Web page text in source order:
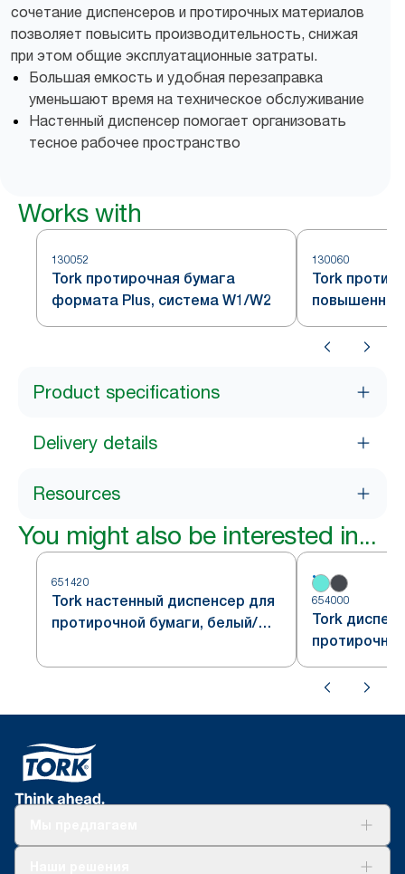
сочетание диспенсеров и протирочных материалов
позволяет повысить производительность, снижая
при этом общие эксплуатационные затраты.
Большая емкость и удобная перезаправка
уменьшают время на техническое обслуживание
Настенный диспенсер помогает организовать
тесное рабочее пространство
Works with
130052
Tork протирочная бумага
формата Plus, система W1/W2
130060
Tork
повышенной
система W1
Product specifications
Delivery details
Resources
You might also be interested in...
651420
Tork настенный диспенсер для
протирочной бумаги, белый/
водонепроницаемый, система
654000
Tork
настенный,